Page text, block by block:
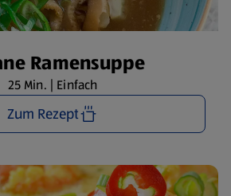
Ramensuppe
25 Min. | Einfach
Zum Rezept